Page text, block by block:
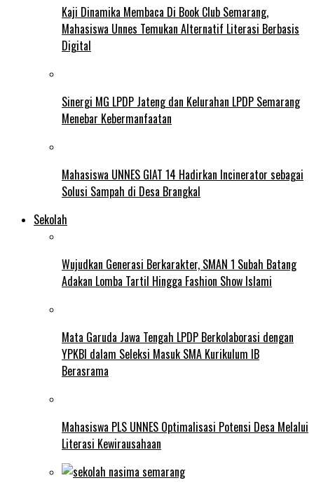
Kaji Dinamika Membaca Di Book Club Semarang,
Mahasiswa Unnes Temukan Alternatif Literasi Berbasis
Digital
Sinergi MG LPDP Jateng dan Kelurahan LPDP Semarang
Menebar Kebermanfaatan
Mahasiswa UNNES GIAT 14 Hadirkan Incinerator sebagai
Solusi Sampah di Desa Brangkal
Sekolah
Wujudkan Generasi Berkarakter, SMAN 1 Subah Batang
Adakan Lomba Tartil Hingga Fashion Show Islami
Mata Garuda Jawa Tengah LPDP Berkolaborasi dengan
YPKBI dalam Seleksi Masuk SMA Kurikulum IB
Berasrama
Mahasiswa PLS UNNES Optimalisasi Potensi Desa Melalui
Literasi Kewirausahaan